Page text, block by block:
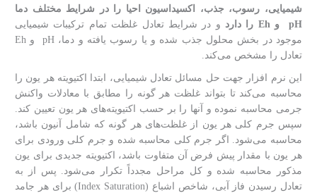
شیمیایی، رسوب، جذب، اکسیداسیون احیا را در شرایط مختلف دما
pH
و Eh را دارد و در شرایط تعادل غلظت تمام ترکیبات شیمیایی
موجود در بخش محلول جذب شده و یا رسوب یافته و دما، pH و Eh
تعادل را مشخص می‌کند.
این نرم افزار جهت حل مسائل تعادل شیمیایی، ابتدا اکتیویته هر یون را
محاسبه می‌کند تا بتواند غلظت هر گونه را مطابق با معادلات واکنش
جرمی محاسبه نموده و آنها را بر حسب اکتیویته‌های هر یون تعیین کند.
سپس جرم کلی هر یون از غلظت‌های هر گونه که شامل آنیون باشد،
محاسبه می‌شود. اگر جرم کلی محاسبه شده و جرم کلی ورودی برای
هر یون با مقدار پیش فرض آن متفاوت باشد، اکتیویته جدیدی برای یون
مذکور محاسبه شده و کل مراحل مجدداً تکرار می‌شود. پس از به
تعادل رسیدن فاز آبی، شاخص اشباع (Index Saturation) برای هر جامد